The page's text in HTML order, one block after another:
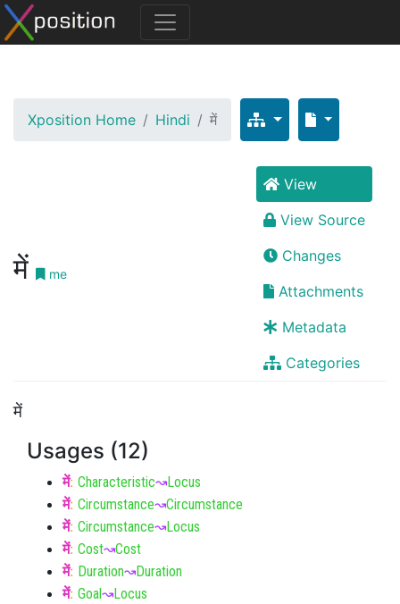
Xposition Home Hindi में
में me
View
View Source
Changes
Attachments
Metadata
Categories
में
Usages (12)
में: Characteristic↝Locus
में: Circumstance↝Circumstance
में: Circumstance↝Locus
में: Cost↝Cost
में: Duration↝Duration
में: Goal↝Locus